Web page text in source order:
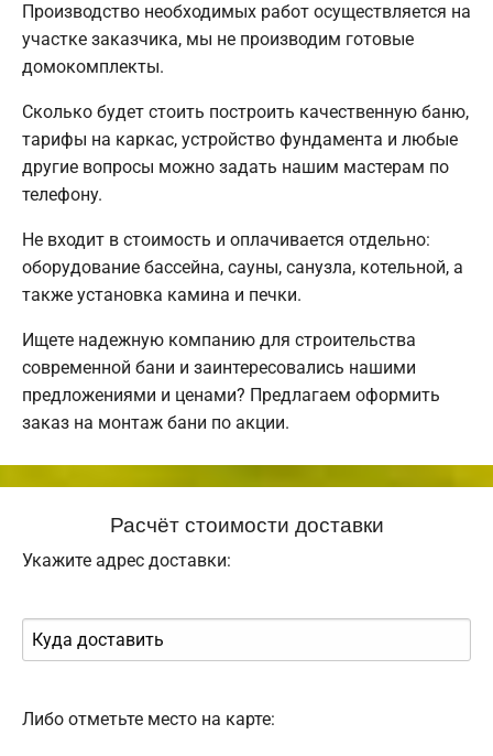
Производство необходимых работ осуществляется на
участке заказчика, мы не производим готовые
домокомплекты.
Сколько будет стоить построить качественную баню,
тарифы на каркас, устройство фундамента и любые
другие вопросы можно задать нашим мастерам по
телефону.
Не входит в стоимость и оплачивается отдельно:
оборудование бассейна, сауны, санузла, котельной, а
также установка камина и печки.
Ищете надежную компанию для строительства
современной бани и заинтересовались нашими
предложениями и ценами? Предлагаем оформить
заказ на монтаж бани по акции.
Расчёт стоимости доставки
Укажите адрес доставки:
Либо отметьте место на карте: